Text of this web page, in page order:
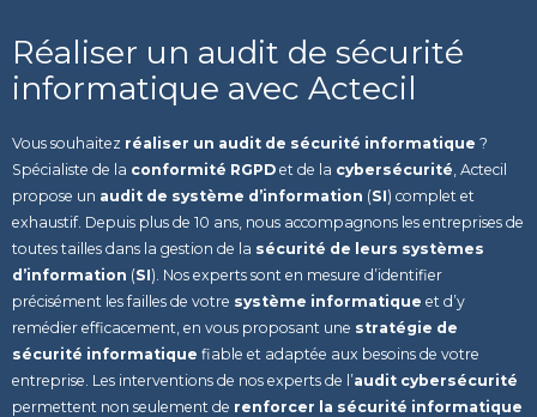
Réaliser un audit de sécurité
informatique avec Actecil
Vous souhaitez réaliser un audit de sécurité informatique ?
Spécialiste de la conformité RGPD et de la cybersécurité , Actecil
propose un audit de système d’information (SI) complet et
exhaustif. Depuis plus de 10 ans, nous accompagnons les entreprises de
toutes tailles dans la gestion de la sécurité de leurs systèmes
d’information (SI). Nos experts sont en mesure d’identifier
précisément les failles de votre système informatique et d’y
remédier efficacement, en vous proposant une stratégie de
sécurité informatique fiable et adaptée aux besoins de votre
entreprise. Les interventions de nos experts de l’audit cybersécurité
permettent non seulement de renforcer la sécurité informatique